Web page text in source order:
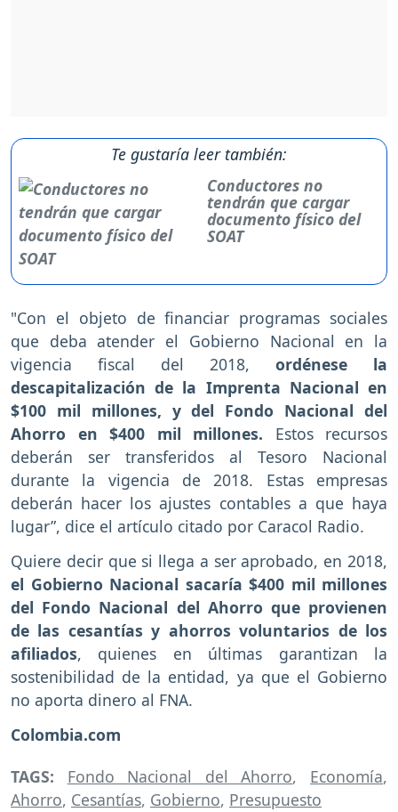
Te gustaría leer también:
Conductores no
tendrán que cargar
documento físico del
SOAT
"Con el objeto de financiar programas sociales
que deba atender el Gobierno Nacional en la
vigencia fiscal del 2018, ordénese la
descapitalización de la Imprenta Nacional en
$100 mil millones, y del Fondo Nacional del
Ahorro en $400 mil millones. Estos recursos
deberán ser transferidos al Tesoro Nacional
durante la vigencia de 2018. Estas empresas
deberán hacer los ajustes contables a que haya
lugar”, dice el artículo citado por Caracol Radio.
Quiere decir que si llega a ser aprobado, en 2018,
el Gobierno Nacional sacaría $400 mil millones
del Fondo Nacional del Ahorro que provienen
de las cesantías y ahorros voluntarios de los
afiliados, quienes en últimas garantizan la
sostenibilidad de la entidad, ya que el Gobierno
no aporta dinero al FNA.
Colombia.com
TAGS: Fondo Nacional del Ahorro, Economía,
Ahorro, Cesantías, Gobierno, Presupuesto